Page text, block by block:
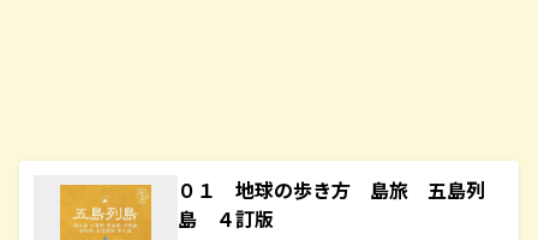
０１ 地球の歩き方 島旅 五島列
島 ４訂版